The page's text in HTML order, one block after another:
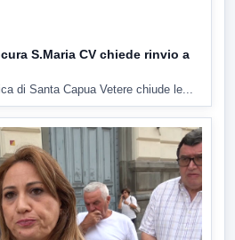
S.Maria CV chiede rinvio a
di Santa Capua Vetere chiude le...